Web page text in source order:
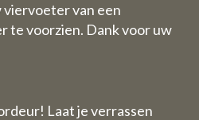
van een
te voorzien. Dank voor uw
Laat je verrassen